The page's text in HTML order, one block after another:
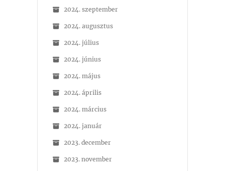
2024. szeptember
2024. augusztus
2024. július
2024. június
2024. május
2024. április
2024. március
2024. január
2023. december
2023. november